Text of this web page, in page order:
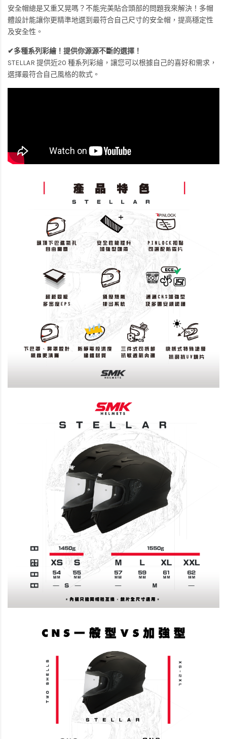
安全帽總是又重又晃嗎？不能完美貼合頭部的問題我來解決！多帽
體設計能讓你更精準地選到最符合自己尺寸的安全帽，提高穩定性
及安全性。
✔多種系列彩繪！提供你源源不斷的選擇！
STELLAR 提供近20 種系列彩繪，讓您可以根據自己的喜好和需求，
選擇最符合自己風格的款式。